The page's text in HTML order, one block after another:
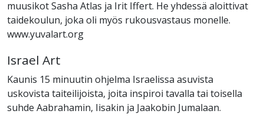
muusikot Sasha Atlas ja Irit Iffert. He yhdessä aloittivat
taidekoulun, joka oli myös rukousvastaus monelle.
www.yuvalart.org
Israel Art
Kaunis 15 minuutin ohjelma Israelissa asuvista
uskovista taiteilijoista, joita inspiroi tavalla tai toisella
suhde Aabrahamin, Iisakin ja Jaakobin Jumalaan.